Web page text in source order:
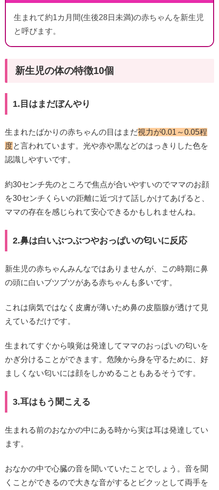
生まれて約1カ月間(生後28日未満)の赤ちゃんを新生児
と呼びます。
新生児の体の特徴10個
1.目はまだぼんやり
生まれたばかりの赤ちゃんの目はまだ視力が0.01～0.05程
度と言われています。光や赤や黒などのはっきりした色を
認識しやすいです。
約30センチ先のところで焦点が合いやすいのでママのお顔
を30センチくらいの距離に近づけて話しかけてあげると、
ママの存在を感じられて安心できるかもしれませんね。
2.鼻は白いぶつぶつやおっぱいの匂いに反応
新生児の赤ちゃんみんなではありませんが、この時期に鼻
の頭に白いブツブツがある赤ちゃんも多いです。
これは病気ではなく皮膚が薄いため鼻の皮脂腺が透けて見
えているだけです。
生まれてすぐから嗅覚は発達してママのおっぱいの匂いを
かぎ分けることができます。危険から身を守るために、好
ましくない匂いには顔をしかめることもあるそうです。
3.耳はもう聞こえる
生まれる前のおなかの中にある時から実は耳は発達してい
ます。
おなかの中で心臓の音を聞いていたことでしょう。音を聞
くことができるので大きな音がするとビクッとして両手を